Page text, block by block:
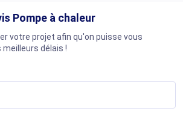
Pompe à chaleur
votre projet afin qu'on puisse vous
délais !